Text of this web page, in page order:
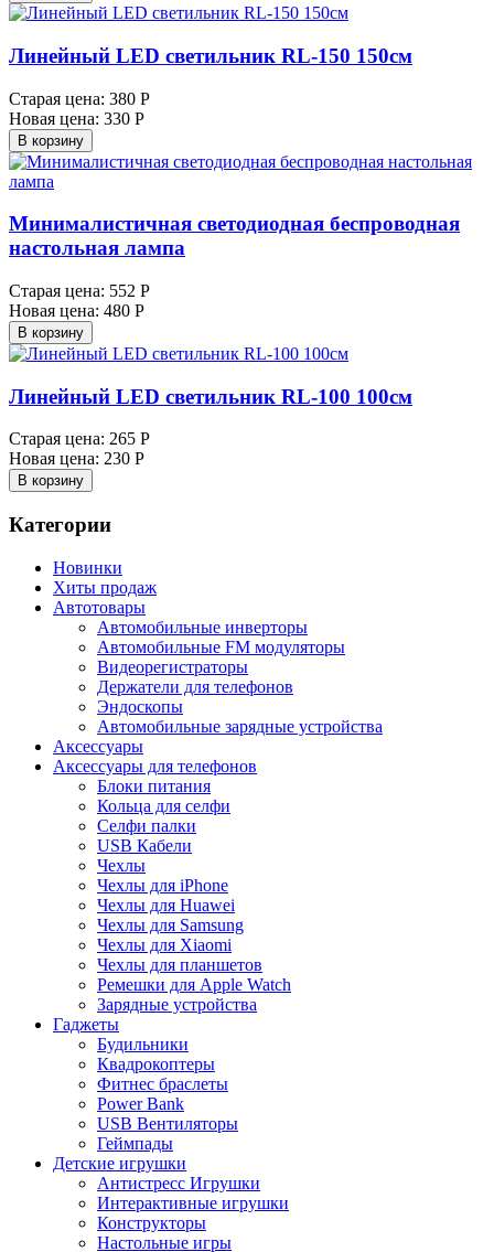
Линейный LED светильник RL-150 150см
Старая цена: 380 Р
Новая цена: 330 Р
В корзину
Минималистичная светодиодная беспроводная
настольная лампа
Старая цена: 552 Р
Новая цена: 480 Р
В корзину
Линейный LED светильник RL-100 100см
Старая цена: 265 Р
Новая цена: 230 Р
В корзину
Категории
Новинки
Хиты продаж
Автотовары
Автомобильные инверторы
Автомобильные FM модуляторы
Видеорегистраторы
Держатели для телефонов
Эндоскопы
Автомобильные зарядные устройства
Аксессуары
Аксессуары для телефонов
Блоки питания
Кольца для селфи
Селфи палки
USB Кабели
Чехлы
Чехлы для iPhone
Чехлы для Huawei
Чехлы для Samsung
Чехлы для Xiaomi
Чехлы для планшетов
Ремешки для Apple Watch
Зарядные устройства
Гаджеты
Будильники
Квадрокоптеры
Фитнес браслеты
Power Bank
USB Вентиляторы
Геймпады
Детские игрушки
Антистресс Игрушки
Интерактивные игрушки
Конструкторы
Настольные игры